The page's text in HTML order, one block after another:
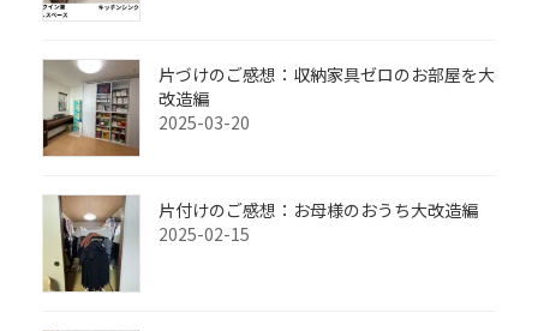
片づけのご感想：収納家具ゼロのお部屋を大
改造編
2025-03-20
片付けのご感想：お母様のおうち大改造編
2025-02-15